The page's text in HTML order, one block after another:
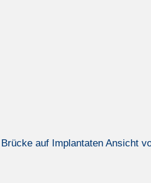
auf Implantaten Ansicht